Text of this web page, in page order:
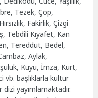
Tezek, Çöp,
Fakirlik, Çizgi
Tebdili Kıyafet, Kan
Tereddüt, Bedel,
Aylak,
Kuyu, İmza, Kurt,
vb. başlıklarla kültür
yayımlamaktadır.